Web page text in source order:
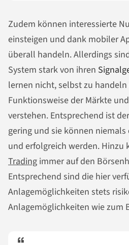
Zudem können interessierte
einsteigen und dank mobiler
überall handeln. Allerdings
System stark von ihren
lernen nicht, selbst zu
Funktionsweise der Märkte
verstehen. Entsprechend ist
gering und sie können
und erfolgreich werden. Hinzu
Trading immer auf den
Entsprechend sind die hier
Anlagemöglichkeiten stets
Anlagemöglichkeiten wie zum